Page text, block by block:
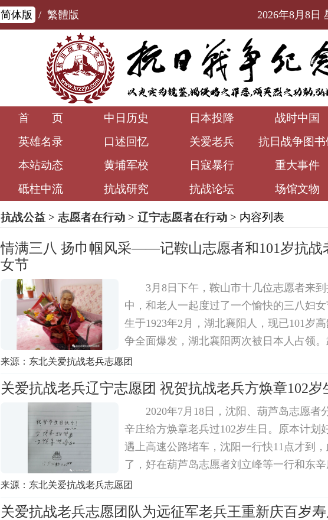
简体版 / 繁體版 2026年8月8日
首 页 中日历史 日本投降 战时中国
英雄名录
口述回忆 关爱老兵 抗日战争图书
本站动态
黄埔军校 日寇暴行 重大事件
砥柱中流
抗战研究 抗战论坛 场馆文物
抗战公益 > 志愿者在行动 > 辽宁志愿者在行动 > 内容列表
情满三八 扬巾帼风采——记鞍山志愿者和101岁抗战
女节
3月8日下午，鞍山市十几位志愿者来
中，和老人一起度过了一个愉快的三八妇
生于1923年2月，湖北襄阳人，现已101岁
争全面爆发，湖北襄阳两次被日本人占领
阳的国民革命军第五战区李宗仁部队，其
来源：东北关爱抗战老兵志愿团
关爱抗战老兵辽宁志愿团 祝贺抗战老兵方焕章102岁
2020年7月18日，沈阳、葫芦岛志愿者
辛庄给方焕章老兵过102岁生日。原本计划
遇上高速公路堵车，沈阳一行快11点才到
了，好在葫芦岛志愿者刘立峰等一行和东
到达，与老兵互动。方老当天的状态特别
来源：东北关爱抗战老兵志愿团
关爱抗战老兵志愿团队为远征军老兵王重新庆百岁寿